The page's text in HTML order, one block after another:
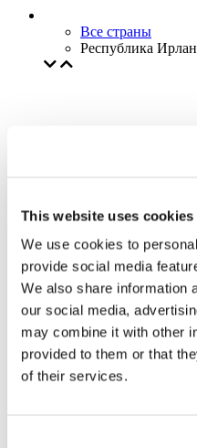
This website uses cookies
We use cookies to
provide social media
We also share information
our social media,
may combine it with other
provided to them or that
of their services.
Все страны
Республика